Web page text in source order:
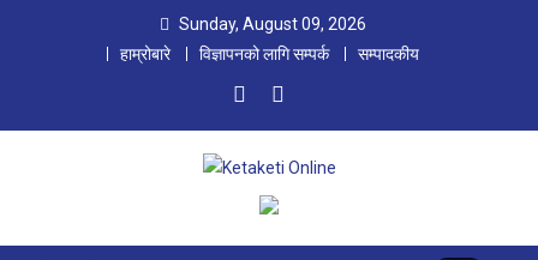
Sunday, August 09, 2026
हाम्रोबारे
विज्ञापनको लागि सम्पर्क सम्पादकीय
Ketaketi Online
First Nepali Online Magazine For Children